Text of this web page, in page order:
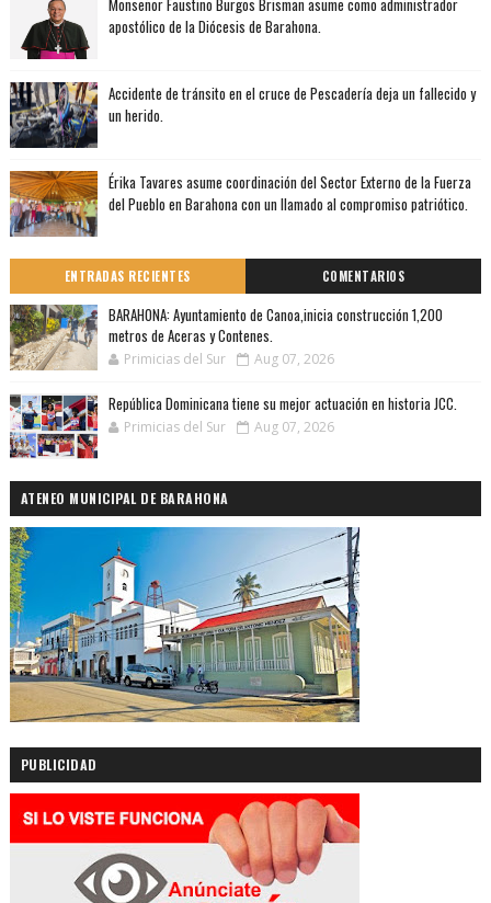
Monseñor Faustino Burgos Brisman asume como administrador
apostólico de la Diócesis de Barahona.
Accidente de tránsito en el cruce de Pescadería deja un fallecido y
un herido.
Érika Tavares asume coordinación del Sector Externo de la Fuerza
del Pueblo en Barahona con un llamado al compromiso patriótico.
ENTRADAS RECIENTES COMENTARIOS
BARAHONA: Ayuntamiento de Canoa,inicia construcción 1,200
metros de Aceras y Contenes.
Primicias del Sur Aug 07, 2026
República Dominicana tiene su mejor actuación en historia JCC.
Primicias del Sur Aug 07, 2026
ATENEO MUNICIPAL DE BARAHONA
PUBLICIDAD